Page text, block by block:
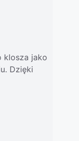
klosza jako
Dzięki